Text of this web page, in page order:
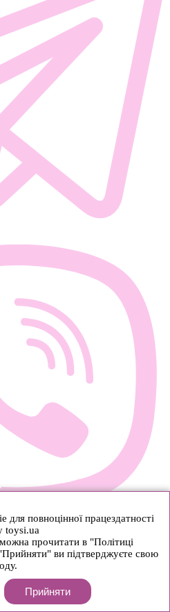
повноцінної працездатності
toysi.ua
прочитати в "Політиці
ви підтверджуєте свою
Прийняти